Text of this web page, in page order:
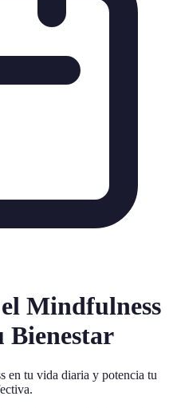
Mindfulness
Bienestar
en tu vida diaria y potencia tu